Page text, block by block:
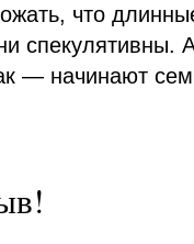
что
спекулятивны.
— начинают